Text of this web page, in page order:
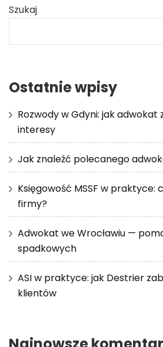
Szukaj
Ostatnie wpisy
Rozwody w Gdyni: jak adwokat
interesy
Jak znaleźć polecanego
Księgowość MSSF w praktyce:
firmy?
Adwokat we Wrocławiu —
spadkowych
ASI w praktyce: jak Destrier
klientów